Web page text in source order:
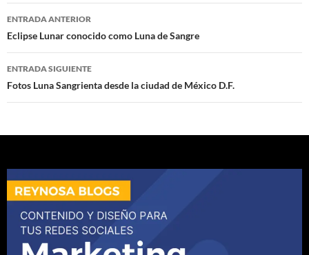
Navegación
de
entradas
ENTRADA ANTERIOR
Eclipse Lunar conocido como Luna de Sangre
ENTRADA SIGUIENTE
Fotos Luna Sangrienta desde la ciudad de México D.F.